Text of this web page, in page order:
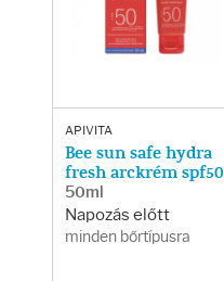
APIVITA
Bee sun safe hydra
fresh arckrém spf50
50ml
Napozás előtt
minden bőrtípusra
Tisztálkodók
Egészség
Orrsprayk